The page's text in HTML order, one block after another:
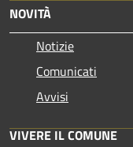
NOVITÀ
Notizie
Comunicati
Avvisi
VIVERE IL COMUNE